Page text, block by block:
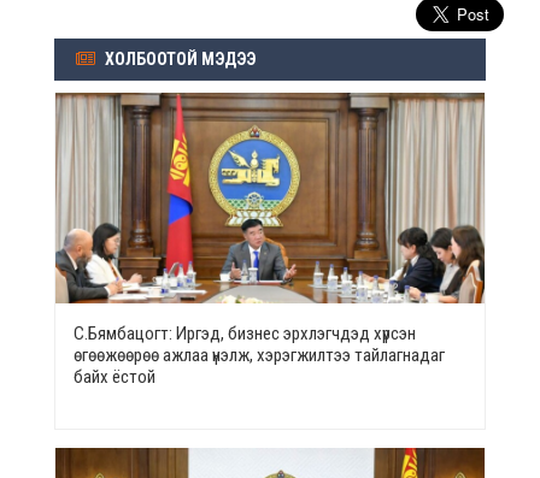
ХОЛБООТОЙ МЭДЭЭ
С.Бямбацогт: Иргэд, бизнес эрхлэгчдэд хүрсэн
өгөөжөөрөө ажлаа үнэлж, хэрэгжилтээ тайлагнадаг
байх ёстой